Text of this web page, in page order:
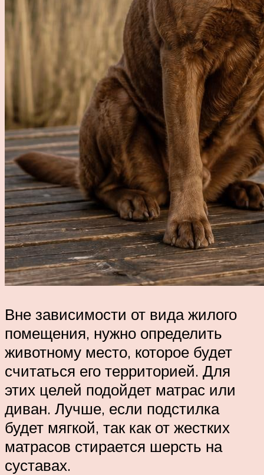
Вне зависимости от вида жилого
помещения, нужно определить
животному место, которое будет
считаться его территорией. Для
этих целей подойдет матрас или
диван. Лучше, если подстилка
будет мягкой, так как от жестких
матрасов стирается шерсть на
суставах.